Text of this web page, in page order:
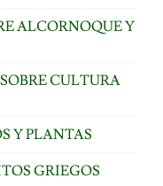
ALCORNOQUE Y
CULTURA
Y PLANTAS
GRIEGOS